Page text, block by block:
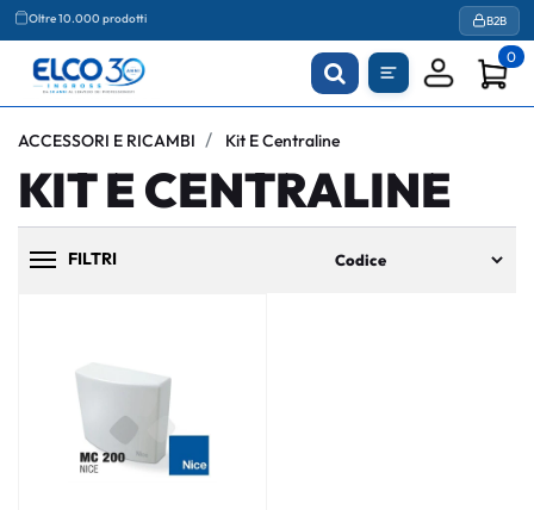
Oltre 10.000 prodotti B2B
0
ACCESSORI E RICAMBI Kit E Centraline
KIT E CENTRALINE
FILTRI